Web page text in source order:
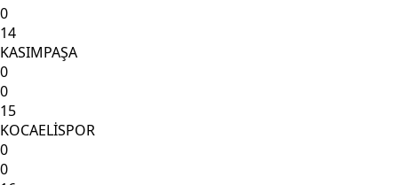
0
14
KASIMPAŞA
0
0
15
KOCAELİSPOR
0
0